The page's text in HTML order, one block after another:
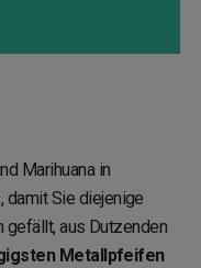
Marihuana in
, damit Sie diejenige
gefällt, aus Dutzenden
Metallpfeifen